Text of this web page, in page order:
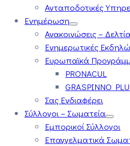
Ανταποδοτικές
Ενημέρωση
Ανακοινώσεις –
Ενημερωτικές
Ευρωπαϊκά
PRONACUL
GRASPINNO
Σας Ενδιαφέρει
Σύλλογοι – Σωματεία
Εμπορικοί Σύλλογοι
Επαγγελματικά